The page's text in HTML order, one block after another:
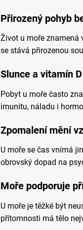
Přirozený pohyb
Život u moře znamená
se stává přirozenou
Slunce a vitamín D
Pobyt u moře často
imunitu, náladu i
Zpomalení mění
U moře se čas vnímá
obrovský dopad na
Moře podporuje
U moře je těžké být
přítomnosti má tělo